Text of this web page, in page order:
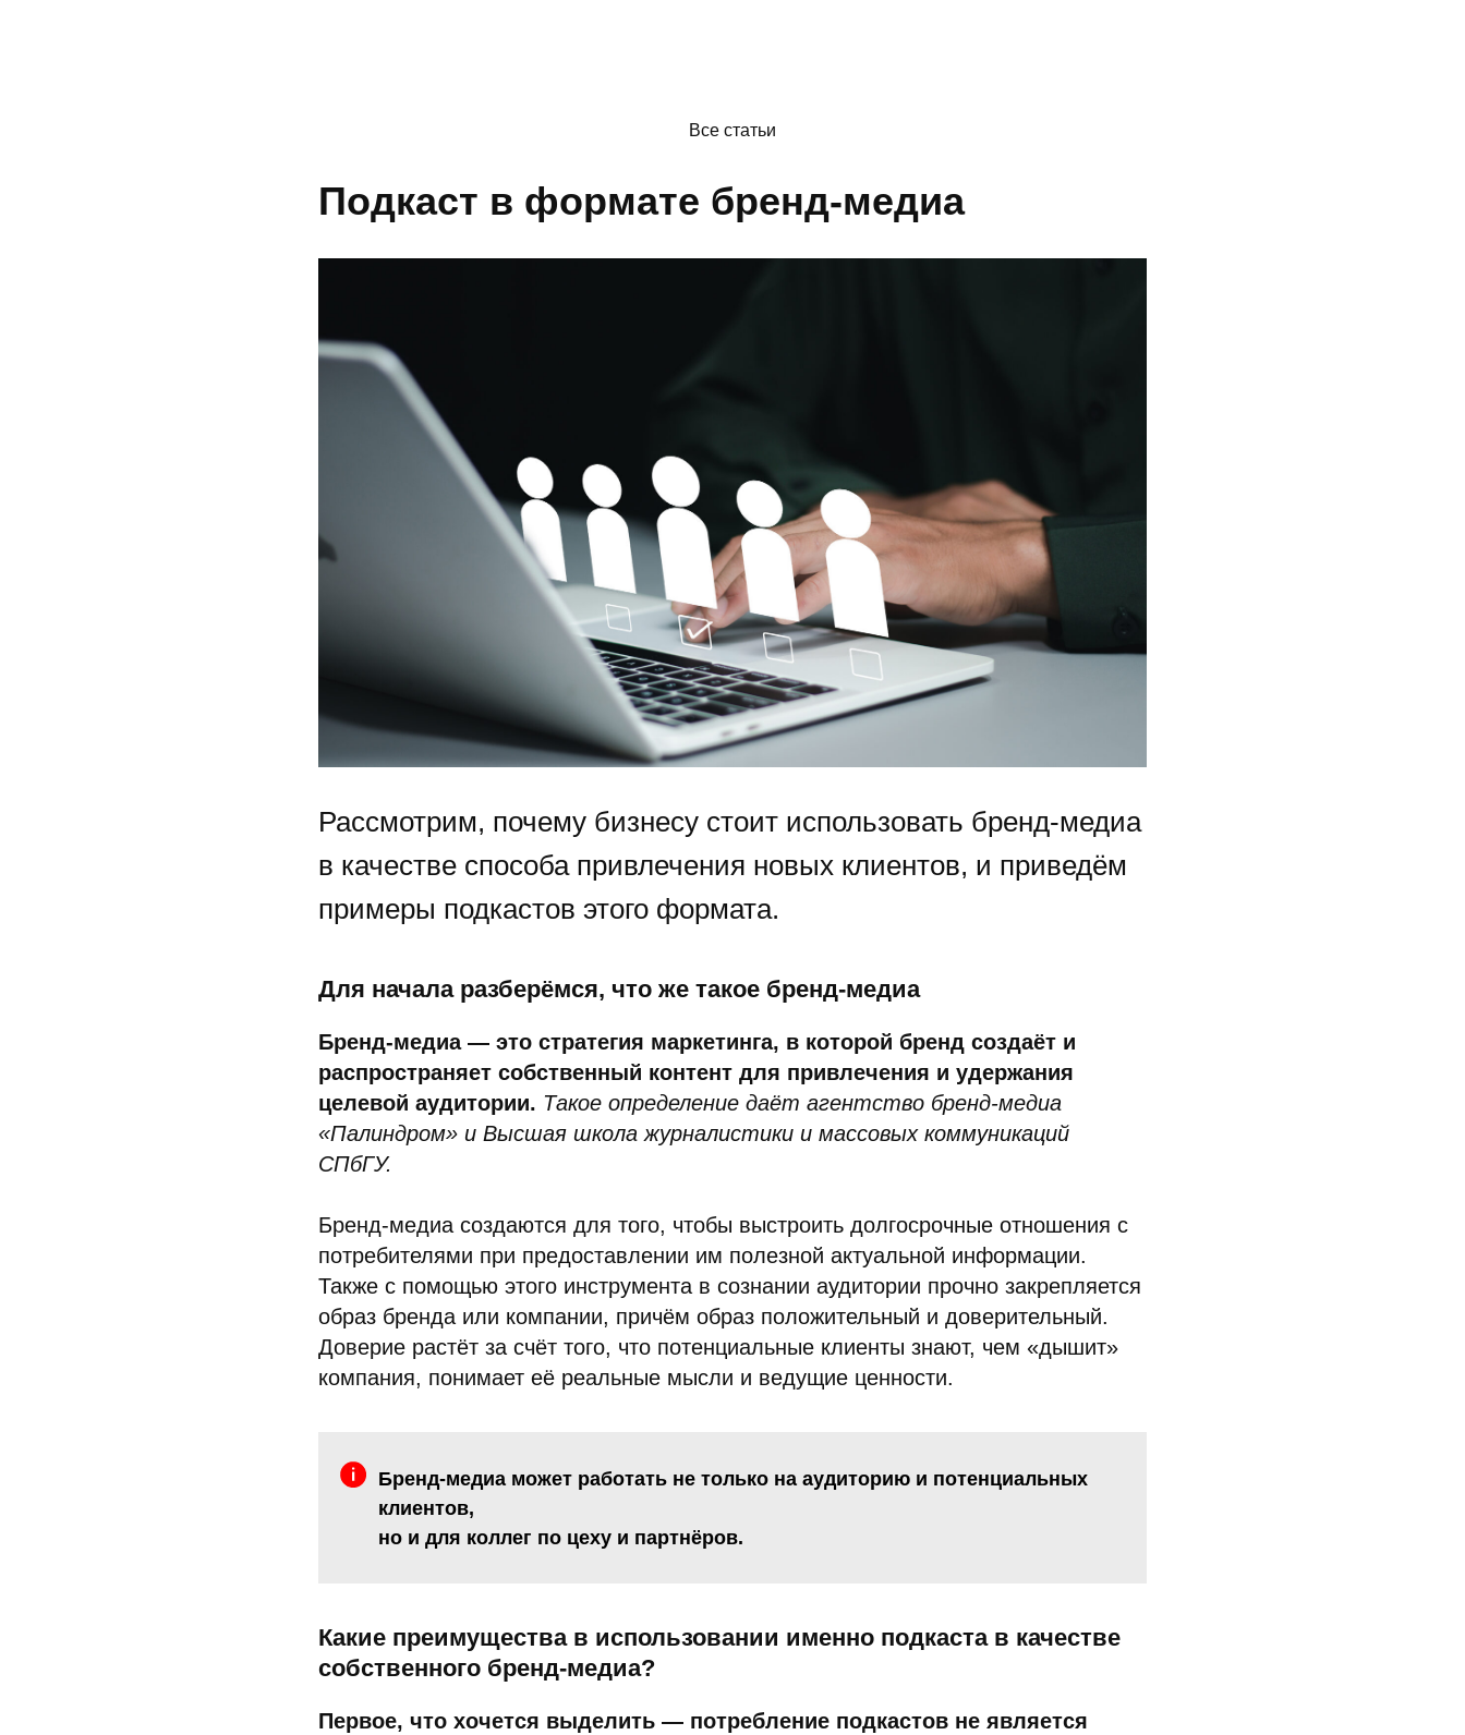
Все статьи
Подкаст в формате бренд-медиа
Рассмотрим, почему бизнесу стоит использовать бренд-медиа
в качестве способа привлечения новых клиентов, и приведём
примеры подкастов этого формата.
Для начала разберёмся, что же такое бренд-медиа
Бренд-медиа — это стратегия маркетинга, в которой бренд создаёт и
распространяет собственный контент для привлечения и удержания
целевой аудитории. Такое определение даёт агентство бренд-медиа
«Палиндром» и Высшая школа журналистики и массовых коммуникаций
СПбГУ.
Бренд-медиа создаются для того, чтобы выстроить долгосрочные отношения с
потребителями при предоставлении им полезной актуальной информации.
Также с помощью этого инструмента в сознании аудитории прочно закрепляется
образ бренда или компании, причём образ положительный и доверительный.
Доверие растёт за счёт того, что потенциальные клиенты знают, чем «дышит»
компания, понимает её реальные мысли и ведущие ценности.
Бренд-медиа может работать не только на аудиторию и потенциальных
клиентов,
но и для коллег по цеху и партнёров.
Какие преимущества в использовании именно подкаста в качестве
собственного бренд-медиа?
Первое, что хочется выделить — потребление подкастов не является